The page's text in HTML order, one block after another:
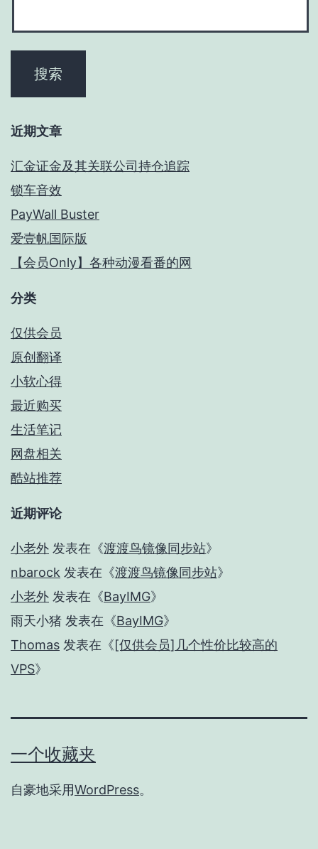
近期文章
汇金证金及其关联公司持仓追踪
锁车音效
PayWall Buster
爱壹帆国际版
【会员Only】各种动漫看番的网
分类
仅供会员
原创翻译
小软心得
最近购买
生活笔记
网盘相关
酷站推荐
近期评论
小老外 发表在《渡渡鸟镜像同步站》
nbarock 发表在《渡渡鸟镜像同步站》
小老外 发表在《BayIMG》
雨天小猪 发表在《BayIMG》
Thomas 发表在《[仅供会员]几个性价比较高的
VPS》
一个收藏夹
自豪地采用WordPress。